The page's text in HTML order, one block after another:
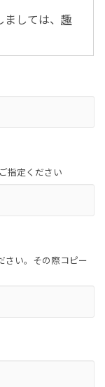
しては、 趣
指定ください
さい。その際コピー